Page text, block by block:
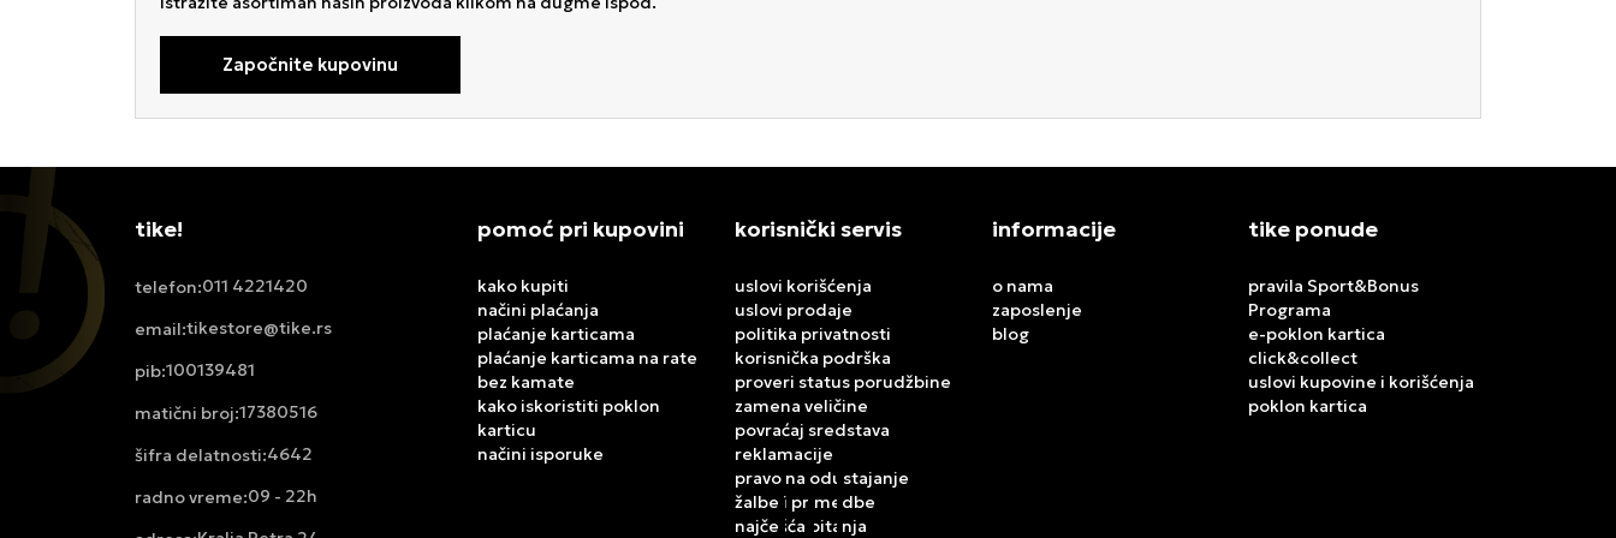
Započnite kupovinu
tike!
telefon:011 4221420
email:tikestore@tike.rs
pib:100139481
matični broj:17380516
šifra delatnosti:4642
radno vreme:09 - 22h
pomoć pri kupovini
kako kupiti
načini plaćanja
plaćanje karticama
plaćanje karticama na rate
bez kamate
kako iskoristiti poklon
karticu
načini isporuke
korisnički servis
uslovi korišćenja
uslovi prodaje
politika privatnosti
korisnička podrška
proveri status porudžbine
zamena veličine
povraćaj sredstava
reklamacije
pravo na odustajanje
žalbe i primedbe
najčešća pitanja
informacije
o nama
zaposlenje
blog
tike ponude
pravila Sport&Bonus
Programa
e-poklon kartica
click&collect
uslovi kupovine i korišćenja
poklon kartica